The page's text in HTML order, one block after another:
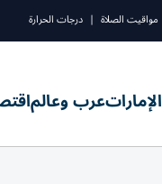
مواقيت الصلاة | درجات الحرارة
الإماراتعرب وعالم